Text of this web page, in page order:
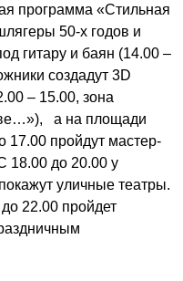
программа «Стильная
50-х годов и
гитару и баян (14.00 –
создадут 3D
– 15.00, зона
а на площади
17.00 пройдут мастер-
18.00 до 20.00 у
уличные театры.
22.00 пройдет